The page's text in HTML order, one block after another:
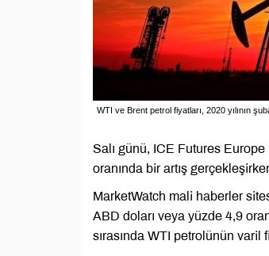
WTI ve Brent petrol fiyatları, 2020 yılının
Salı günü, ICE Futures
oranında bir artış
MarketWatch mali haberler
ABD doları veya yüzde 4,9
sırasında WTI petrolünün varil